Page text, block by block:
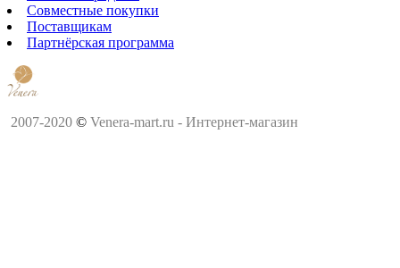
Совместные покупки
Поставщикам
Партнёрская программа
2007-2020 © Venera-mart.ru - Интернет-магазин